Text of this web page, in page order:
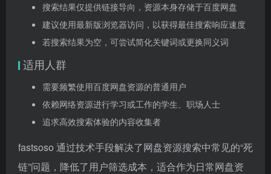
搜索结果仅提供链接导向，资源本身存储于百度网盘
建议使用最新版浏览器访问，以获得最佳搜索响应速度
若搜索结果为空，可尝试简化关键词或更换同义词
适用人群
需要频繁使用百度网盘资源的普通用户
依赖网络资源进行学习或工作的学生、职场人士
追求高效搜索体验的内容收集者
fastsoso 通过技术手段解决了网盘资源搜索中常见的“死
链”问题，降低了用户筛选成本，适合作为日常网盘资